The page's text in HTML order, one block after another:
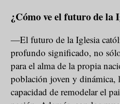
¿Cómo ve el futuro de la
—El futuro de la Iglesia
profundo significado, no
para el alma de la propia
población joven y dinámica,
capacidad de remodelar el